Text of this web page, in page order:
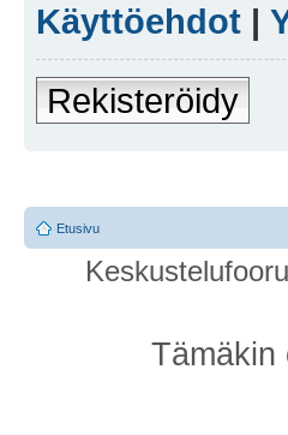
Käyttöehdot |
Rekisteröidy
Etusivu
Tämäkin